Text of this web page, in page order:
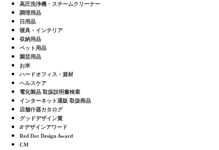
高圧洗浄機・スチームクリーナー
調理用品
日用品
寝具・インテリア
収納用品
ペット用品
園芸用品
お米
ハードオフィス・資材
ヘルスケア
電化製品 取扱説明書検索
インターネット通販 取扱商品
店舗什器カタログ
グッドデザイン賞
iFデザインアワード
Red Dot Design Award
CM